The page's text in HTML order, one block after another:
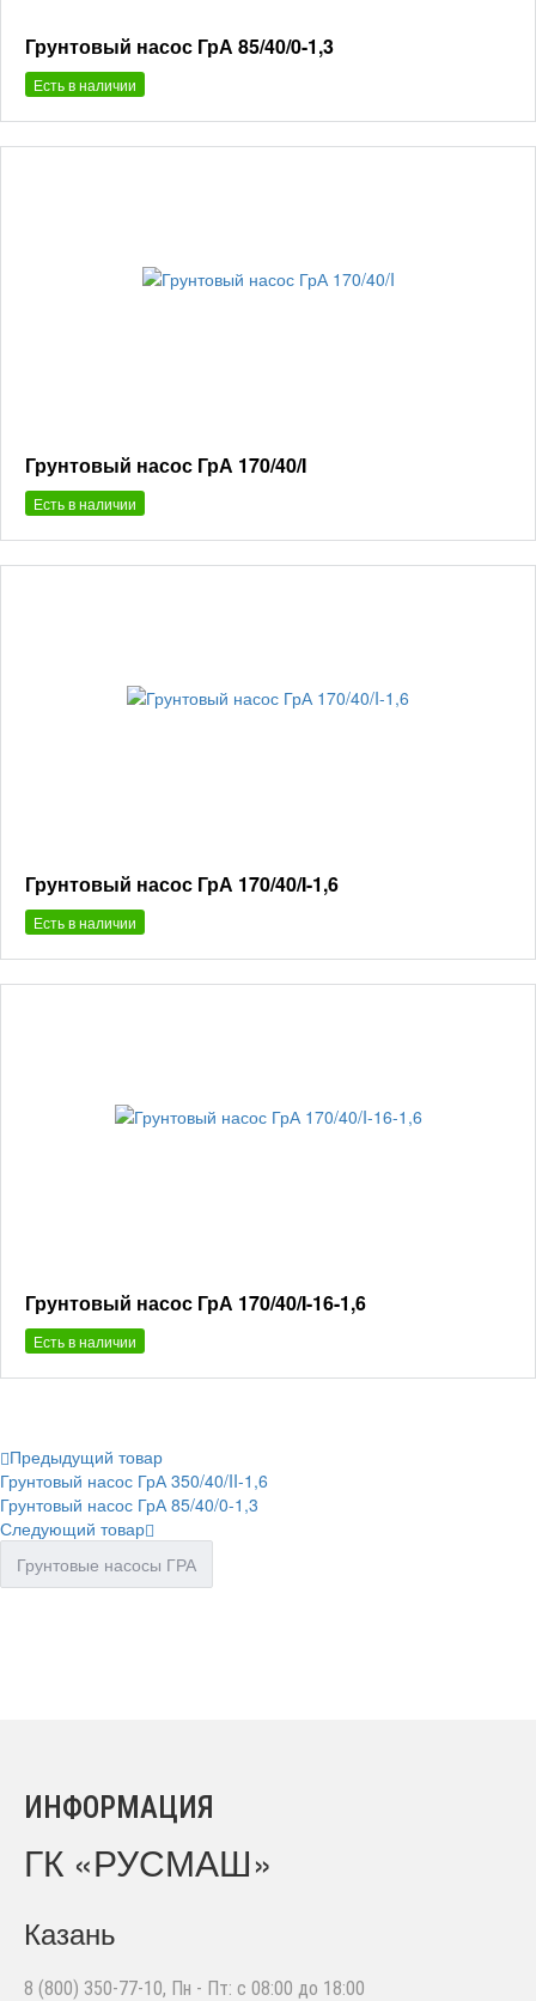
Грунтовый насос ГрА 85/40/0-1,3
Есть в наличии
Грунтовый насос ГрА 170/40/I
Есть в наличии
Грунтовый насос ГрА 170/40/I-1,6
Есть в наличии
Грунтовый насос ГрА 170/40/I-16-1,6
Есть в наличии
Предыдущий товар
Грунтовый насос ГрА 350/40/II-1,6
Грунтовый насос ГрА 85/40/0-1,3
Следующий товар
Грунтовые насосы ГРА
ИНФОРМАЦИЯ
ГК «РУСМАШ»
Казань
8 (800) 350-77-10, Пн - Пт: с 08:00 до 18:00